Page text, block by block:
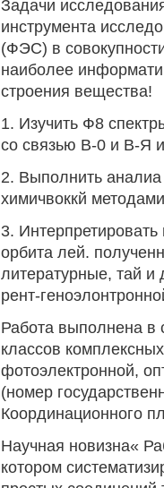
Задачи
инструмента
(ФЭС) в
наиболее
строения вещества!
1. Изучить Ф8
со связью В-0 и В-Я
2. Выполнить аналиа
химичвоккй
3.
орбита лей.
литературные, тай и
рент-
Работа выполнена в
классов
фотоэлектронной,
(номер
Координационного
Научная новизна«
котором